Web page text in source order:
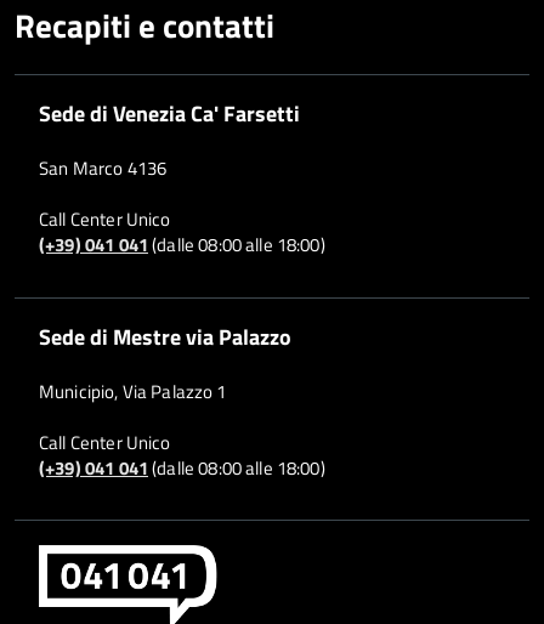
Recapiti e contatti
Sede di Venezia Ca' Farsetti
San Marco 4136
Call Center Unico
(+39) 041 041(dalle 08:00 alle 18:00)
Sede di Mestre via Palazzo
Municipio, Via Palazzo 1
Call Center Unico
(+39) 041 041(dalle 08:00 alle 18:00)